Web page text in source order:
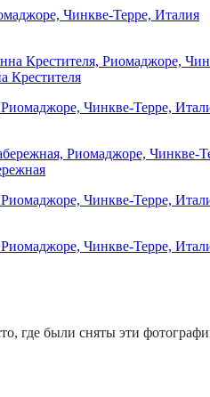
Крестителя
где были сняты эти